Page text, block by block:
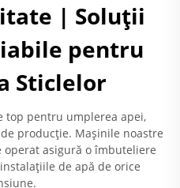
| Soluții
pentru
Sticlelor
top pentru umplerea apei,
producție. Mașinile noastre
asigură o îmbuteliere
de apă de orice